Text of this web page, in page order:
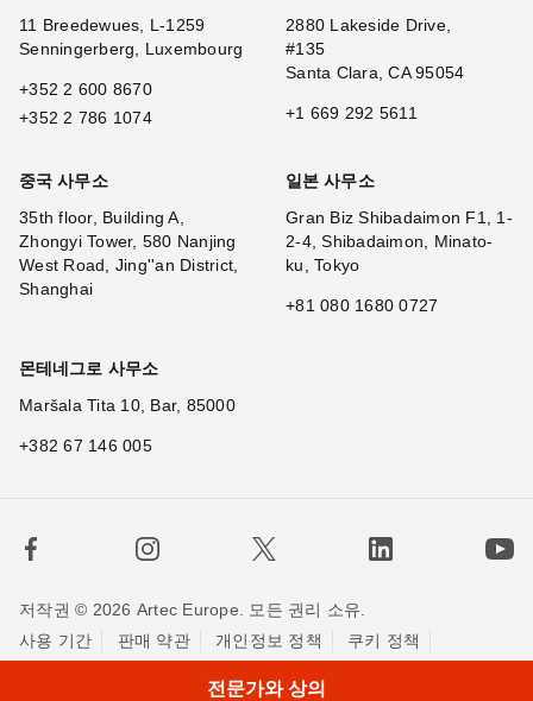
11 Breedewues, L-1259
Senningerberg, Luxembourg
+352 2 600 8670
+352 2 786 1074
2880 Lakeside Drive,
#135
Santa Clara, CA 95054
+1 669 292 5611
중국 사무소
35th floor, Building A,
Zhongyi Tower, 580 Nanjing
West Road, Jing''an District,
Shanghai
일본 사무소
Gran Biz Shibadaimon F1, 1-
2-4, Shibadaimon, Minato-
ku, Tokyo
+81 080 1680 0727
몬테네그로 사무소
Maršala Tita 10, Bar, 85000
+382 67 146 005
저작권 © 2026 Artec Europe. 모든 권리 소유.
사용 기간
판매 약관 개인정보 정책
쿠키 정책
전문가와 상의